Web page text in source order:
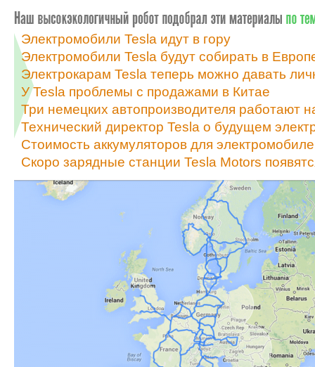
Электромобили Tesla идут в гору
Электромобили Tesla будут собирать в
Электрокарам Tesla теперь можно давать
У Tesla проблемы с продажами в Китае
Три немецких автопроизводителя работают
Технический директор Tesla о будущем
Стоимость аккумуляторов для
Скоро зарядные станции Tesla Motors